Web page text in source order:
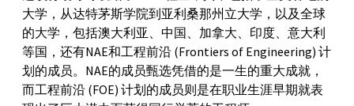
大学，从达特茅斯学院到亚利桑那州立大学，以及全球
的大学，包括澳大利亚、中国、加拿大、印度、意大利
等国，还有NAE和工程前沿 (Frontiers of Engineering) 计
划的成员。NAE的成员甄选凭借的是一生的重大成就，
而工程前沿 (FOE) 计划的成员则是在职业生涯早期就表